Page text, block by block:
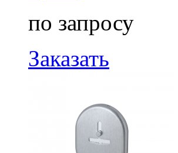
по запросу
Заказать